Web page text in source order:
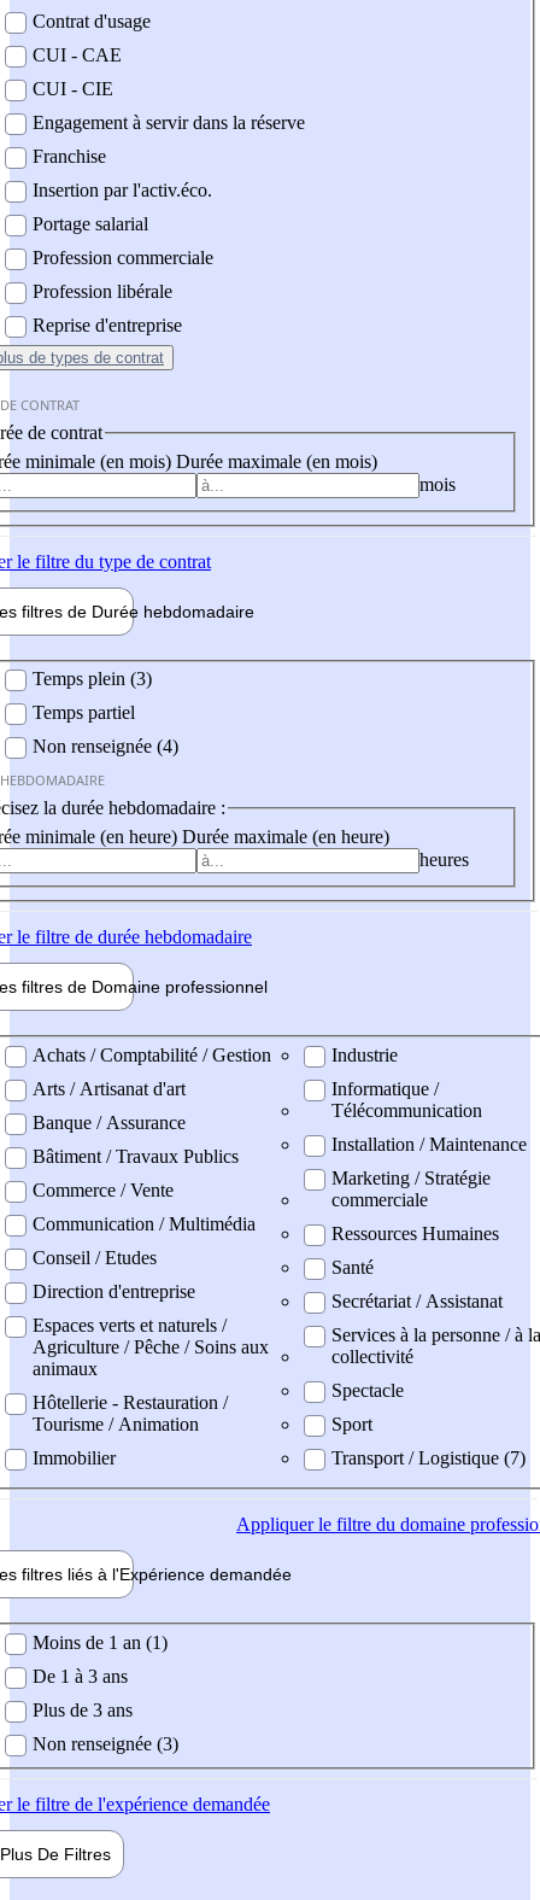
Contrat d'usage
CUI - CAE
CUI - CIE
Engagement à servir dans la réserve
Franchise
Insertion par l'activ.éco.
Portage salarial
Profession commerciale
Profession libérale
Reprise d'entreprise
de types de contrat
CONTRAT
de contrat
minimale (en mois) Durée maximale (en mois)
mois
le filtre du type de contrat
filtres de Durée hebdomadaire
Temps plein (3)
Temps partiel
Non renseignée (4)
la durée hebdomadaire :
minimale (en heure) Durée maximale (en heure)
heures
le filtre de durée hebdomadaire
filtres de Domaine professionnel
professionel
Achats / Comptabilité / Gestion
Arts / Artisanat d'art
Banque / Assurance
Bâtiment / Travaux Publics
Commerce / Vente
Communication / Multimédia
Conseil / Etudes
Direction d'entreprise
Espaces verts et naturels /
Agriculture / Pêche / Soins aux
animaux
Hôtellerie - Restauration /
Tourisme / Animation
Immobilier
Industrie
Informatique /
Télécommunication
Installation / Maintenance
Marketing / Stratégie
commerciale
Ressources Humaines
Santé
Secrétariat / Assistanat
Services à la personne / à la
collectivité
Spectacle
Sport
Transport / Logistique (7)
Appliquerle filtre du domaine
filtres liés à l'Expérience demandée
demandée
Moins de 1 an (1)
De 1 à 3 ans
Plus de 3 ans
Non renseignée (3)
le filtre de l'expérience demandée
Plus De Filtres